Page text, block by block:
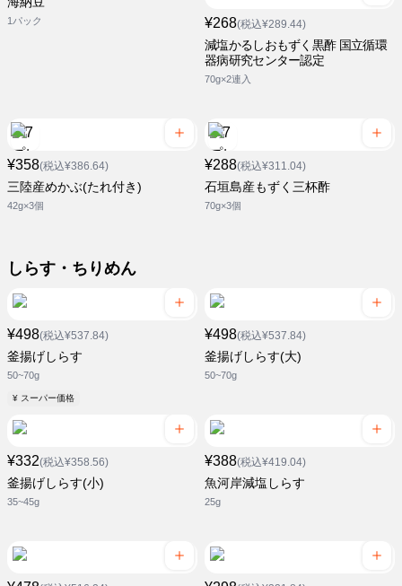
1パック ¥268(税込¥289.44)
減塩かるしおもずく黒酢 国立循環
器病研究センター認定
70g×2連入
¥358(税込¥386.64)
三陸産めかぶ(たれ付き)
42g×3個
¥288(税込¥311.04)
石垣島産もずく三杯酢
70g×3個
しらす・ちりめん
¥498(税込¥537.84)
釜揚げしらす
50~70g
¥ スーパー価格
¥498(税込¥537.84)
釜揚げしらす(大)
50~70g
¥332(税込¥358.56)
釜揚げしらす(小)
35~45g
¥388(税込¥419.04)
魚河岸減塩しらす
25g